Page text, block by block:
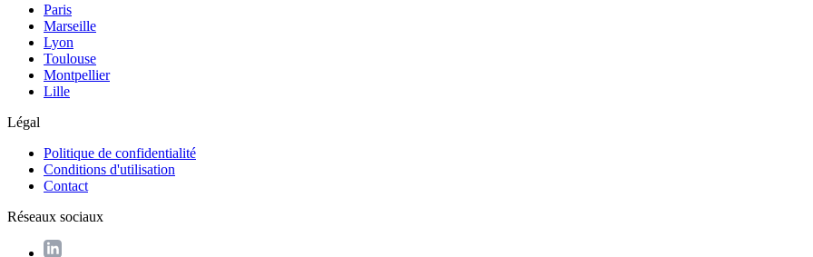
Paris
Marseille
Lyon
Toulouse
Montpellier
Lille
Légal
Politique de confidentialité
Conditions d'utilisation
Contact
Réseaux sociaux